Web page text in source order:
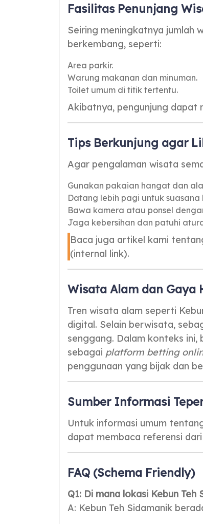
Fasilitas Penunjang
Seiring meningkatnya jumlah
berkembang, seperti:
Area parkir.
Warung makanan dan minuman.
Toilet umum di titik tertentu.
Akibatnya, pengunjung dapat
Tips Berkunjung agar
Agar pengalaman wisata
Gunakan pakaian hangat dan
Datang lebih pagi untuk suasana
Bawa kamera atau ponsel
Jaga kebersihan dan patuhi
Baca juga artikel kami
(internal link).
Wisata Alam dan Gaya
Tren wisata alam seperti
digital. Selain berwisata,
senggang. Dalam konteks
sebagai platform betting
penggunaan yang bijak dan
Sumber Informasi
Untuk informasi umum
dapat membaca referensi dari
FAQ (Schema Friendly)
Q1: Di mana lokasi Kebun Teh
A: Kebun Teh Sidamanik